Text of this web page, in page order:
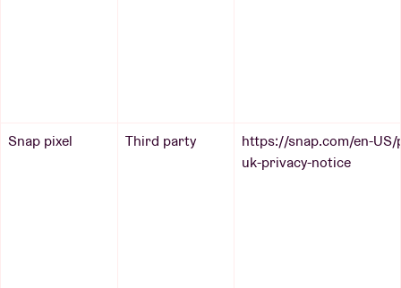
Snap pixel Third party
https://snap.com/en-US/
uk-privacy-notice